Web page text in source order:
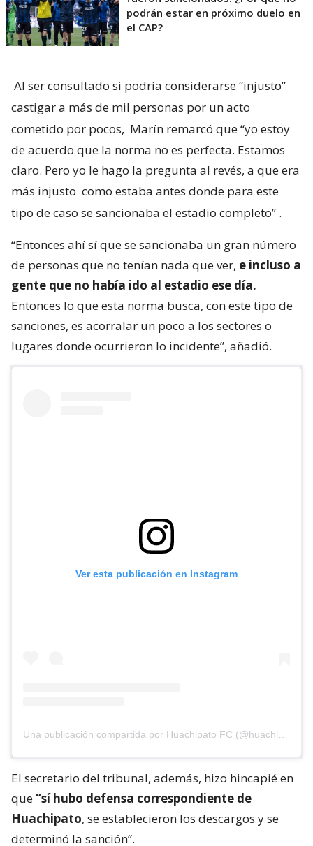
podrán estar en próximo duelo en
el CAP?
Al ser consultado si podría considerarse “injusto”
castigar a más de mil personas por un acto
cometido por pocos, Marín remarcó que “yo estoy
de acuerdo que la norma no es perfecta. Estamos
claro. Pero yo le hago la pregunta al revés, a que era
más injusto como estaba antes donde para este
tipo de caso se sancionaba el estadio completo” .
“Entonces ahí sí que se sancionaba un gran número
de personas que no tenían nada que ver, e incluso a
gente que no había ido al estadio ese día.
Entonces lo que esta norma busca, con este tipo de
sanciones, es acorralar un poco a los sectores o
lugares donde ocurrieron lo incidente”, añadió.
Ver esta publicación en Instagram
El secretario del tribunal, además, hizo hincapié en
que“sí hubo defensa correspondiente de
Huachipato, se establecieron los descargos y se
determinó la sanción”.